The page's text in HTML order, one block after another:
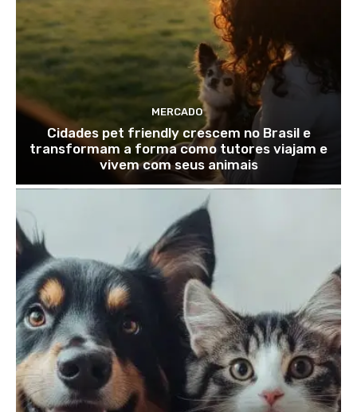
MERCADO
Cidades pet friendly crescem no Brasil e
transformam a forma como tutores viajam e
vivem com seus animais